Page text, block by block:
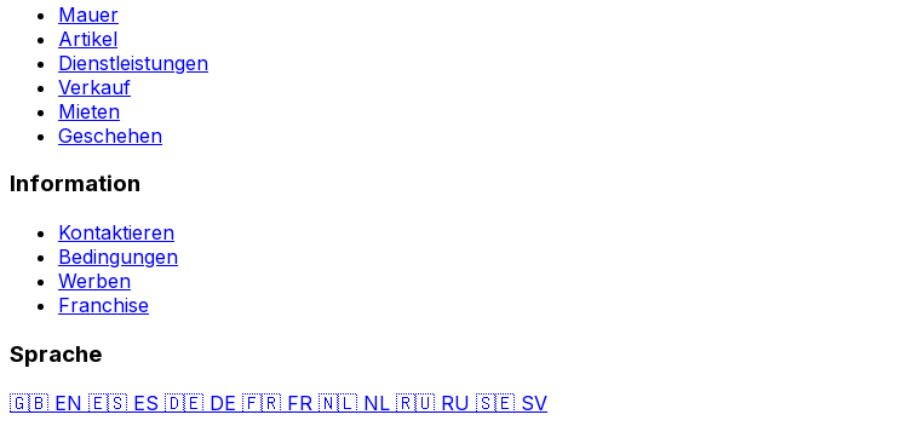
Mauer
Artikel
Dienstleistungen
Verkauf
Mieten
Geschehen
Information
Kontaktieren
Bedingungen
Werben
Franchise
Sprache
🇬🇧 EN 🇪🇸 ES 🇩🇪 DE 🇫🇷 FR 🇳🇱 NL 🇷🇺 RU 🇸🇪 SV